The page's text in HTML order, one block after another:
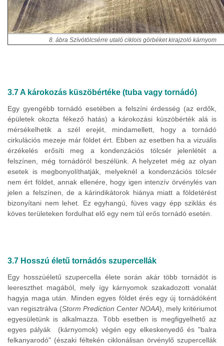
8. ábra Szívótölcsérre utaló ciklois görbéket kirajzoló kárnyom
3.7 A károkozás küszöbértéke (tuba vagy tornádó)
Egy gyengébb tornádó esetében a felszíni érdesség (az erdők,
épületek okozta fékező hatás) a károkozási küszöbérték alá is
mérsékelhetik a szél erejét, mindamellett, hogy a tornádó
cirkulációs mezeje már földet ért. Ebben az esetben ha a vizuális
érzékelés erősíti meg a kondenzációs tölcsér jelenlétét a
felszínen, még tornádóról beszélünk. A helyzetet még az olyan
esetek is megbonyolíthatják, melyeknél a kondenzációs tölcsér
nem ért földet, annak ellenére, hogy igen intenzív örvénylés van
jelen a felszínen, de a kárindikátorok hiánya miatt a földetérést
bizonyítani nem lehet. Ez egyhangú, füves vagy épp sziklás és
köves területeken fordulhat elő egy nem túl erős tornádó esetén.
3.7 Hosszú életű tornádós szupercellák
Egy hosszúéletű szupercella élete során akár több tornádót is
leereszthet magából, mely így kárnyomok szakadozott vonalát
hagyja maga után. Minden egyes földet érés egy új tornádóként
van regisztrálva (Storm Prediction Center NOAA), mely kritériumot
egyesületünk is alkalmazza. Több esetben is megfigyelhető az
egyes pályák (kárnyomok) végén egy elkeskenyedő és "balra
felkanyarodó" (északi féltekén ciklonálisan örvénylő szupercellák